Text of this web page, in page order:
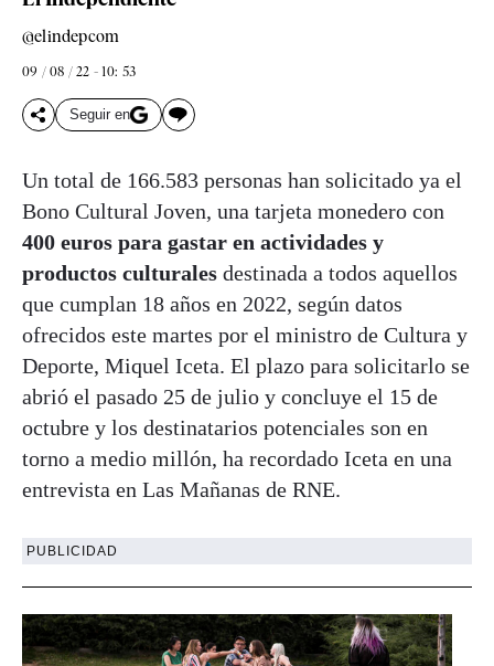
@elindepcom
09 / 08 / 22 - 10: 53
Seguir en
Un total de 166.583 personas han solicitado ya el
Bono Cultural Joven, una tarjeta monedero con
400 euros para gastar en actividades y
productos culturales destinada a todos aquellos
que cumplan 18 años en 2022, según datos
ofrecidos este martes por el ministro de Cultura y
Deporte, Miquel Iceta. El plazo para solicitarlo se
abrió el pasado 25 de julio y concluye el 15 de
octubre y los destinatarios potenciales son en
torno a medio millón, ha recordado Iceta en una
entrevista en Las Mañanas de RNE.
PUBLICIDAD